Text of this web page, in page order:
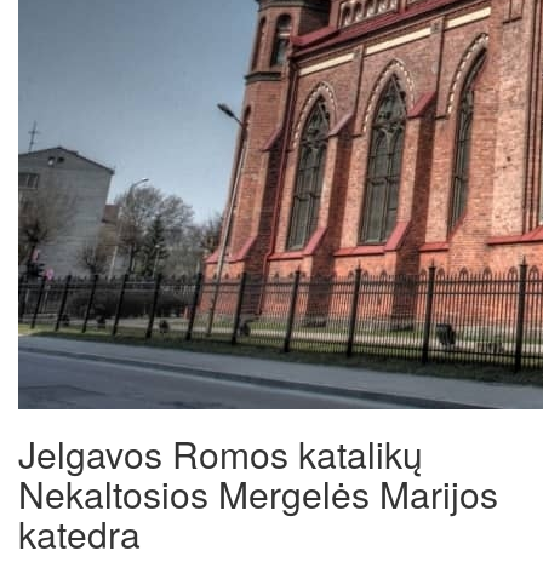
Jelgavos Romos katalikų
Nekaltosios Mergelės Marijos
katedra